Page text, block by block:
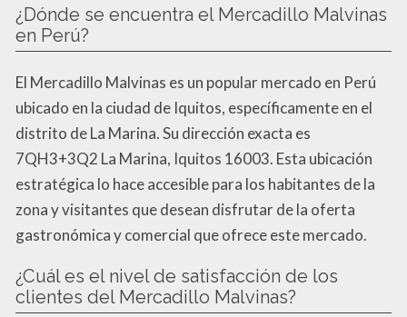
¿Dónde se encuentra el Mercadillo Malvinas
en Perú?
El Mercadillo Malvinas es un popular mercado en Perú
ubicado en la ciudad de Iquitos, específicamente en el
distrito de La Marina. Su dirección exacta es
7QH3+3Q2 La Marina, Iquitos 16003. Esta ubicación
estratégica lo hace accesible para los habitantes de la
zona y visitantes que desean disfrutar de la oferta
gastronómica y comercial que ofrece este mercado.
¿Cuál es el nivel de satisfacción de los
clientes del Mercadillo Malvinas?